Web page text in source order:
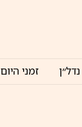
נדל״ן זמני היום